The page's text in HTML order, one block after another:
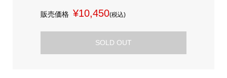
販売価格 ¥10,450(税込)
SOLD OUT